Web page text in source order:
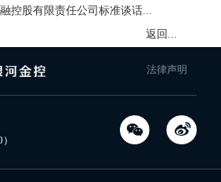
股有限责任公司标准谈话室采购公示
返回列表
法律声明